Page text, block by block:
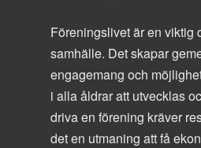
Föreningslivet är en viktig
samhälle. Det skapar
engagemang och
i alla åldrar att utvecklas
driva en förening kräver
det en utmaning att få